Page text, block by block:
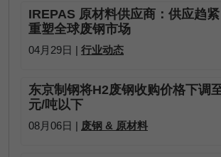
IREPAS 原材料供应商：供应趋
重塑全球废钢市场
04月29日 | 行业动态
东京制钢将H2废钢收购价格下调
元/吨以下
08月06日 | 废钢 & 原材料